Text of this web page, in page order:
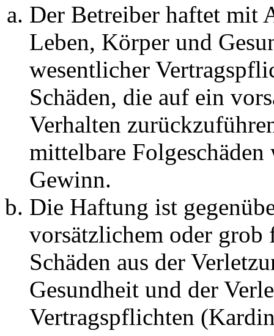
Der Betreiber haftet mit
Leben, Körper und
wesentlicher
Schäden, die auf ein
Verhalten
mittelbare Folgeschäden
Gewinn.
Die Haftung ist
vorsätzlichem oder grob
Schäden aus der
Gesundheit und der
Vertragspflichten